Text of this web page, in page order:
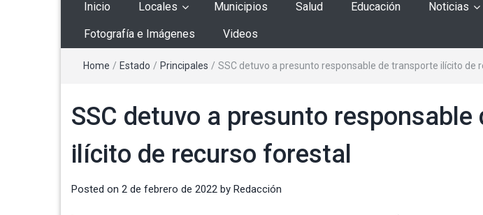
Inicio Locales Municipios Salud Educación Noticias
Fotografía e Imágenes Videos
Home / Estado / Principales / SSC detuvo a presunto responsable de transporte ilícito de
SSC detuvo a presunto
ilícito de recurso forestal
Posted on 2 de febrero de 2022 by Redacción